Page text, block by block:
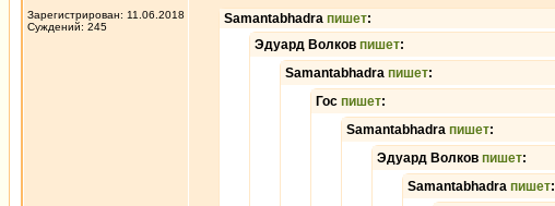
Зарегистрирован: 11.06.2018
Суждений: 245
Samantabhadra пишет:
Эдуард Волков пишет:
Samantabhadra пишет:
Гос пишет:
Samantabhadra пишет:
Эдуард Волков пишет:
Samantabhadra пишет: